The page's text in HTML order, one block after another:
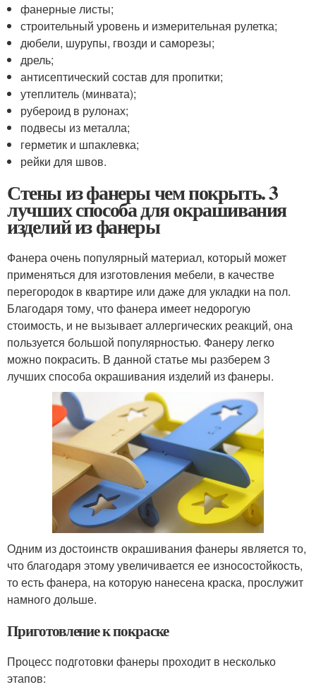
фанерные листы;
строительный уровень и измерительная рулетка;
дюбели, шурупы, гвозди и саморезы;
дрель;
антисептический состав для пропитки;
утеплитель (минвата);
рубероид в рулонах;
подвесы из металла;
герметик и шпаклевка;
рейки для швов.
Стены из фанеры чем покрыть. 3
лучших способа для окрашивания
изделий из фанеры
Фанера очень популярный материал, который может
применяться для изготовления мебели, в качестве
перегородок в квартире или даже для укладки на пол.
Благодаря тому, что фанера имеет недорогую
стоимость, и не вызывает аллергических реакций, она
пользуется большой популярностью. Фанеру легко
можно покрасить. В данной статье мы разберем 3
лучших способа окрашивания изделий из фанеры.
Одним из достоинств окрашивания фанеры является то,
что благодаря этому увеличивается ее износостойкость,
то есть фанера, на которую нанесена краска, прослужит
намного дольше.
Приготовление к покраске
Процесс подготовки фанеры проходит в несколько
этапов: